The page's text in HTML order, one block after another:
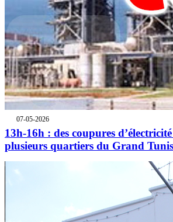
07-05-2026
13h-16h : des coupures
plusieurs quartiers du Grand Tunis